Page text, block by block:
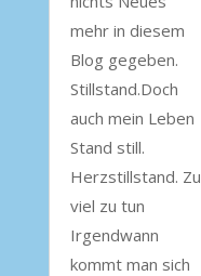
mehr in diesem
Blog gegeben.
Stillstand.Doch
auch mein Leben
Stand still.
Herzstillstand. Zu
viel zu tun
Irgendwann
kommt man sich